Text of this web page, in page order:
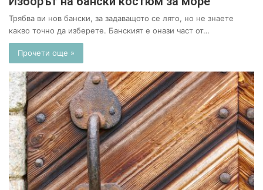
Трябва ви нов бански, за задаващото се лято, но не знаете
какво точно да изберете. Банският е онази част от…
Прочети още »